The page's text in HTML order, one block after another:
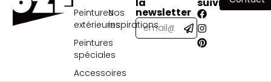
Peintures
extérieures
Peintures
spéciales
Accessoires
Nos
inspirations
newsletter